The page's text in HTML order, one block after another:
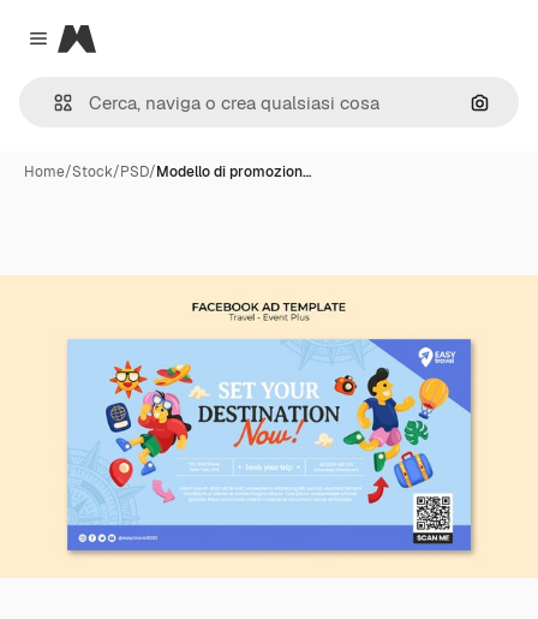
Close menu
Magnific
Cerca
Home/Stock/PSD/Modello di promozion…